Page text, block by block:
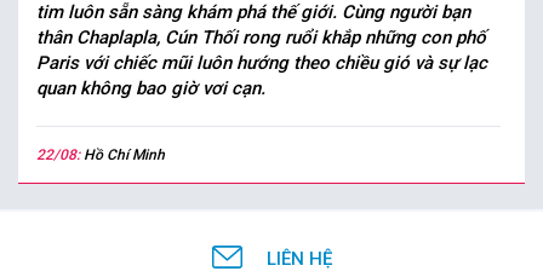
tim luôn sẵn sàng khám phá thế giới. Cùng người bạn
thân Chaplapla, Cún Thối rong ruổi khắp những con phố
Paris với chiếc mũi luôn hướng theo chiều gió và sự lạc
quan không bao giờ vơi cạn.
22/08: Hồ Chí Minh
LIÊN HỆ